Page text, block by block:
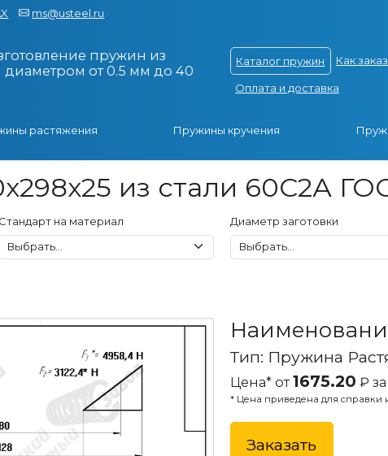
ms@usteel.ru
пружин из
от 0.5 мм до 40
Каталог пружин Как
Оплата и доставка
растяжения Пружины кручения
из стали 60С2А
Стандарт на материал Диаметр заготовки
Тип: Пружина
Цена* от1675.20 ₽
* Цена приведена для справки и
Заказать